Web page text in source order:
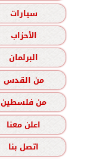
سيارات
الأحزاب
البرلمان
من القدس
من فلسطين
اعلن معنا
اتصل بنا